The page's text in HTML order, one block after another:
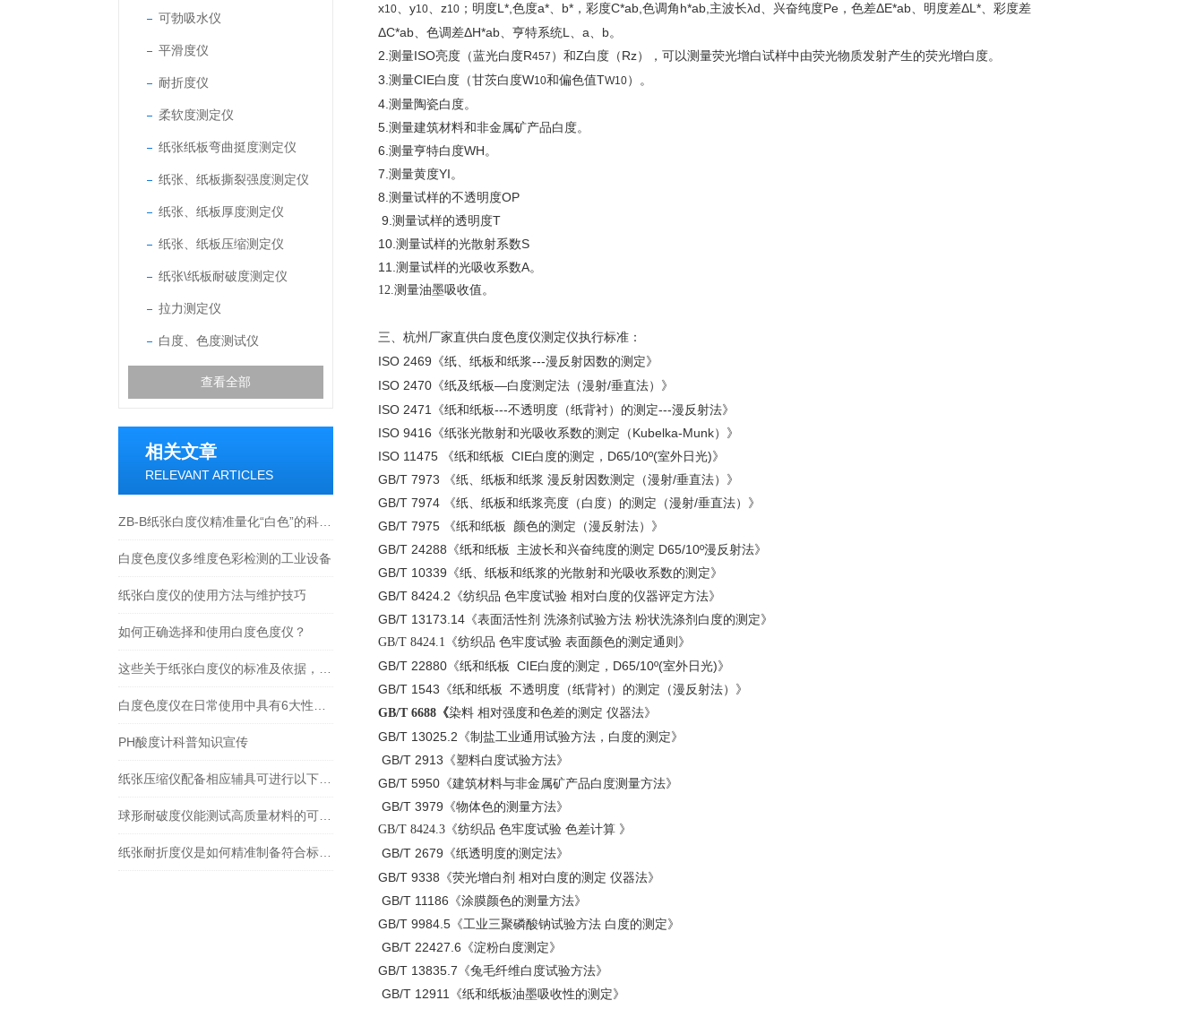
可勃吸水仪
平滑度仪
耐折度仪
柔软度测定仪
纸张纸板弯曲挺度测定仪
纸张、纸板撕裂强度测定仪
纸张、纸板厚度测定仪
纸张、纸板压缩测定仪
纸张\纸板耐破度测定仪
拉力测定仪
白度、色度测试仪
查看全部
相关文章
RELEVANT ARTICLES
白度色度仪多维度色彩检测的工业设备
纸张白度仪的使用方法与维护技巧
如何正确选择和使用白度色度仪？
PH酸度计科普知识宣传
x10 、y10 、z10 ；明度L*,色度a*、b*，彩度C*ab,色调角h*ab,主波长λd、兴奋纯度Pe，色差ΔE*ab、明度差ΔL*、彩度差
ΔC*ab、色调差ΔH*ab、亨特系统L、a、b。
2. 测量ISO亮度（蓝光白度R457 ）和Z白度（Rz），可以测量荧光增白试样中由荧光物质发射产生的荧光增白度。
3. 测量CIE白度（甘茨白度W10和偏色值TW10）。
4. 测量陶瓷白度。
5. 测量建筑材料和非金属矿产品白度。
6. 测量亨特白度WH。
7. 测量黄度YI。
8. 测量试样的不透明度OP
9. 测量试样的透明度T
10. 测量试样的光散射系数S
11. 测量试样的光吸收系数A。
12.测量油墨吸收值。
三、 杭州厂家直供白度色度仪测定仪执行标准：
ISO 2469 《纸、纸板和纸浆---漫反射因数的测定》
ISO 2470 《纸及纸板—白度测定法（漫射/垂直法） 》
ISO 2471
《纸和纸板---不透明度（纸背衬）的测定---漫反射法》
ISO 9416 《纸张光散射和光吸收系数的测定（Kubelka-Munk）》
ISO 11475
《纸和纸板 CIE白度的测定，D65/10º(室外日光)》
GB/T 7973
《纸、纸板和纸浆 漫反射因数测定（漫射/垂直法）》
GB/T 7974
《纸、纸板和纸浆亮度（白度）的测定（漫射/垂直法）》
GB/T 7975
《纸和纸板 颜色的测定（漫反射法）》
GB/T 24288《纸和纸板 主波长和兴奋纯度的测定 D65/10º漫反射法》
GB/T 10339 《纸、纸板和纸浆的光散射和光吸收系数的测定》
GB/T 8424.2 《纺织品 色牢度试验 相对白度的仪器评定方法》
GB/T 13173.14 《表面活性剂 洗涤剂试验方法 粉状洗涤剂白度的测定》
GB/T 8424.1 《纺织品 色牢度试验 表面颜色的测定通则》
GB/T 22880 《纸和纸板 CIE白度的测定，D65/10º(室外日光)》
GB/T 1543 《纸和纸板 不透明度（纸背衬）的测定（漫反射法）》
GB/T 6688 《染料 相对强度和色差的测定 仪器法》
GB/T 13025.2 《制盐工业通用试验方法，白度的测定》
GB/T 2913 《塑料白度试验方法》
GB/T 5950 《建筑材料与非金属矿产品白度测量方法》
GB/T 3979 《物体色的测量方法》
GB/T 8424.3 《纺织品 色牢度试验 色差计算 》
GB/T 2679 《纸透明度的测定法》
GB/T 9338 《荧光增白剂 相对白度的测定 仪器法》
GB/T 11186 《涂膜颜色的测量方法》
GB/T 9984.5 《工业三聚磷酸钠试验方法 白度的测定》
GB/T 22427.6 《淀粉白度测定》
GB/T 13835.7 《兔毛纤维白度试验方法》
GB/T 12911
《纸和纸板油墨吸收性的测定》